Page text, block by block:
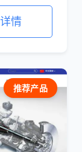
情
推荐产品